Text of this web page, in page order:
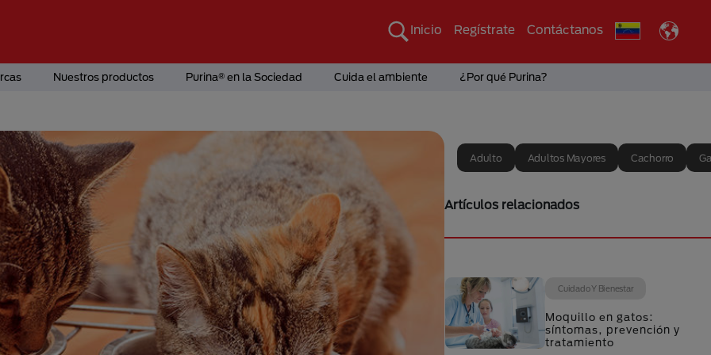
Inicio Regístrate Contáctanos
Nuestros productos Purina® en la Sociedad Cuida el ambiente ¿Por qué Purina?
Adulto Adultos Mayores Cachorro
Artículos relacionados
Cuidado Y Bienestar
Moquillo en gatos:
síntomas, prevención y
tratamiento